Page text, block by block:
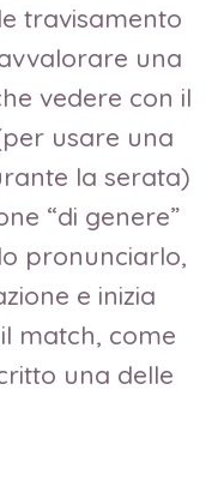
travisamento
una
vedere con il
usare una
la serata)
“di genere”
pronunciarlo,
e inizia
match, come
una delle